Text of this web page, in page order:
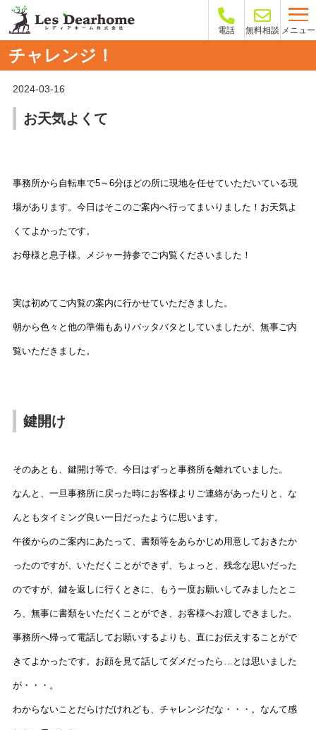
電話 無料相談 メニュー
チャレンジ！
2024-03-16
お天気よくて
事務所から自転車で5～6分ほどの所に現地を任せていただいている現
場があります。今日はそこのご案内へ行ってまいりました！お天気よ
くてよかったです。
お母様と息子様。メジャー持参でご内覧くださいました！
実は初めてご内覧の案内に行かせていただきました。
朝から色々と他の準備もありバッタバタとしていましたが、無事ご内
覧いただきました。
鍵開け
そのあとも、鍵開け等で、今日はずっと事務所を離れていました。
なんと、一旦事務所に戻った時にお客様よりご連絡があったりと、な
んともタイミング良い一日だったように思います。
午後からのご案内にあたって、書類等をあらかじめ用意しておきたか
ったのですが、いただくことができず、ちょっと、残念な思いだった
のですが、鍵を返しに行くときに、もう一度お願いしてみましたとこ
ろ、無事に書類をいただくことができ、お客様へお渡しできました。
事務所へ帰って電話してお願いするよりも、直にお伝えすることがで
きてよかったです。お顔を見て話してダメだったら…とは思いました
が・・・。
わからないことだらけだけれども、チャレンジだな・・・。なんて感